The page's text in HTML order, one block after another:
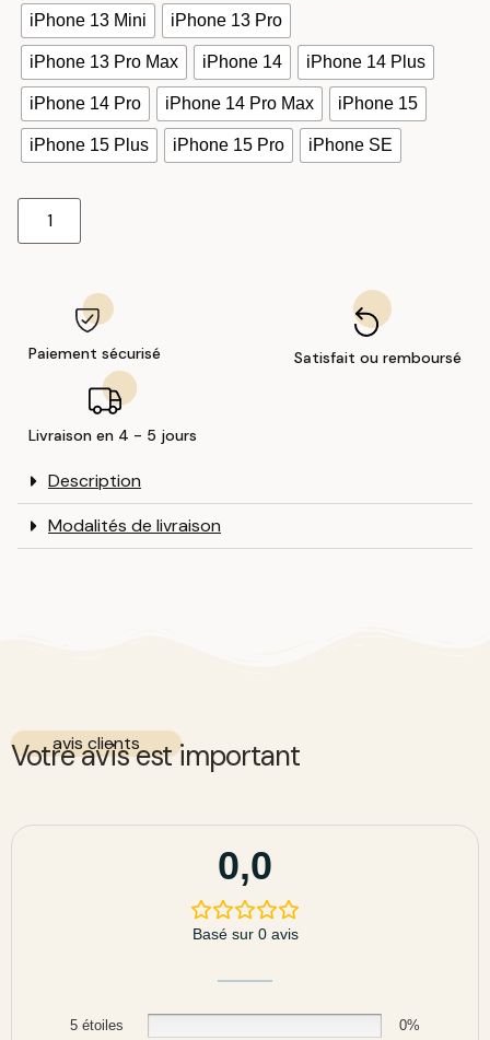
iPhone 13 Mini iPhone 13 Pro
iPhone 13 Pro Max iPhone 14 iPhone 14 Plus
iPhone 14 Pro iPhone 14 Pro Max iPhone 15
iPhone 15 Plus iPhone 15 Pro iPhone SE
Paiement sécurisé Satisfait ou remboursé
Livraison en 4 - 5 jours
Description
Modalités de livraison
avis clients
Votre avis est important
0,0
Basé sur 0 avis
5 étoiles 0%